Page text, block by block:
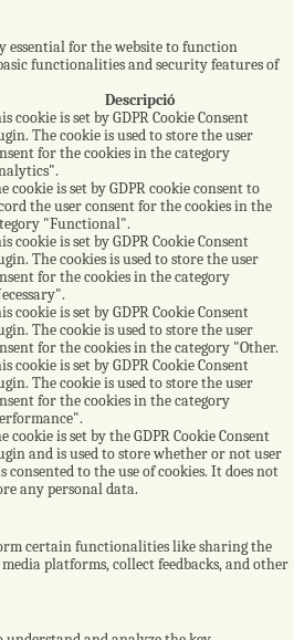
essential for the website to function
functionalities and security features of
Descripció
cookie is set by GDPR Cookie Consent
The cookie is used to store the user
for the cookies in the category
cookie is set by GDPR cookie consent to
the user consent for the cookies in the
"Functional".
cookie is set by GDPR Cookie Consent
The cookies is used to store the user
for the cookies in the category
cookie is set by GDPR Cookie Consent
The cookie is used to store the user
for the cookies in the category "Other.
cookie is set by GDPR Cookie Consent
The cookie is used to store the user
for the cookies in the category
cookie is set by the GDPR Cookie Consent
and is used to store whether or not user
consented to the use of cookies. It does not
any personal data.
certain functionalities like sharing the
platforms, collect feedbacks, and other